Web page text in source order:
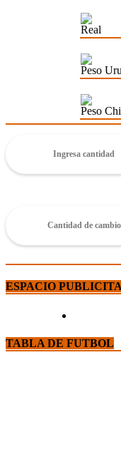
Real
Peso
Peso
ESPACIO
TABLA DE FUTBOL